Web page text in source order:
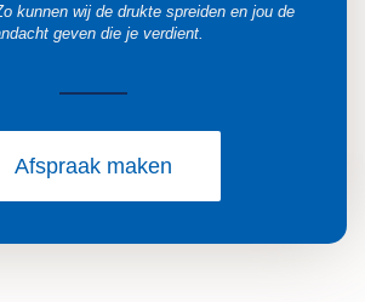
kunnen wij de drukte spreiden en jou de
geven die je verdient.
Afspraak maken